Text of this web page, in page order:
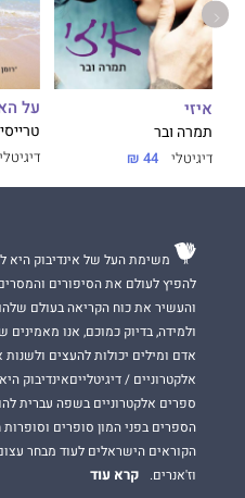
איזי
תמרה ובר
דיגיטלי 44 ₪
על
דיגיטלי
משימת העל של אינדיבוק היא
להפיץ לעולם את הסיפורים
והעשיר את כוח הקריאה בעולם
ולמידה, בדיוק כמוכם, אנו
אדם ומילים יכולות להעצים
אלקטרוניים / דיגיטלייםאינדיבוק
ספרים אלקטרוניים בשפה עברית
הספרים בפני המון סופרים
הקוראים הישראלים לעוד מבחר
וז'אנרים.
קרא עוד